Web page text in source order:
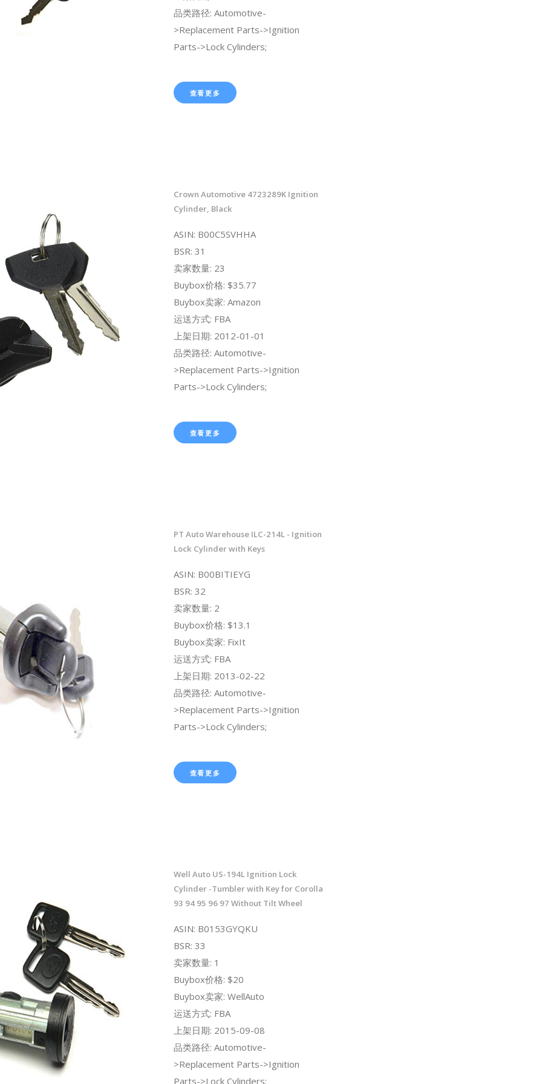
品类路径: Automotive-
>Replacement Parts->Ignition
Parts->Lock Cylinders;
查看更多
Crown Automotive 4723289K Ignition
Cylinder, Black
ASIN: B00C5SVHHA
BSR: 31
卖家数量: 23
Buybox价格: $35.77
Buybox卖家: Amazon
运送方式: FBA
上架日期: 2012-01-01
品类路径: Automotive-
>Replacement Parts->Ignition
Parts->Lock Cylinders;
查看更多
PT Auto Warehouse ILC-214L - Ignition
Lock Cylinder with Keys
ASIN: B00BITIEYG
BSR: 32
卖家数量: 2
Buybox价格: $13.1
Buybox卖家: FixIt
运送方式: FBA
上架日期: 2013-02-22
品类路径: Automotive-
>Replacement Parts->Ignition
Parts->Lock Cylinders;
查看更多
Well Auto US-194L Ignition Lock
Cylinder -Tumbler with Key for Corolla
93 94 95 96 97 Without Tilt Wheel
ASIN: B0153GYQKU
BSR: 33
卖家数量: 1
Buybox价格: $20
Buybox卖家: WellAuto
运送方式: FBA
上架日期: 2015-09-08
品类路径: Automotive-
>Replacement Parts->Ignition
Parts->Lock Cylinders;